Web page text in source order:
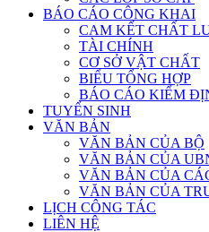
BÁO CÁO CÔNG KHAI
CAM KẾT CHẤT
TÀI CHÍNH
CƠ SỞ VẬT CHẤT
BIỂU TỔNG HỢP
BÁO CÁO KIỂM
TUYỂN SINH
VĂN BẢN
VĂN BẢN CỦA BỘ
VĂN BẢN CỦA
VĂN BẢN CỦA
VĂN BẢN CỦA
LỊCH CÔNG TÁC
LIÊN HỆ